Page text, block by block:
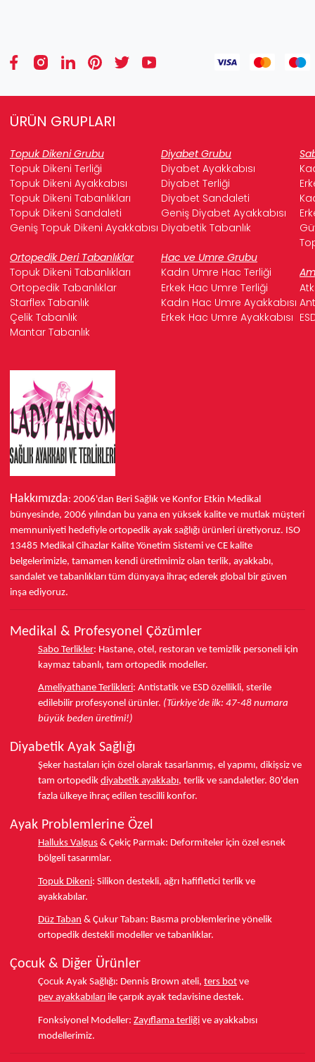
ÜRÜN GRUPLARI
Topuk Dikeni Grubu Diyabet Grubu
Topuk Dikeni Terliği
Diyabet Ayakkabısı
Topuk Dikeni Ayakkabısı
Diyabet Terliği
Topuk Dikeni Tabanlıkları
Diyabet Sandaleti
Topuk Dikeni Sandaleti
Geniş Diyabet Ayakkabısı
Geniş Topuk Dikeni Ayakkabısı Diyabetik Tabanlık
Ortopedik Deri Tabanlıklar
Hac ve Umre Grubu
Topuk Dikeni Tabanlıkları
Kadın Umre Hac Terliği
Ortopedik Tabanlıklar
Erkek Hac Umre Terliği
Starflex Tabanlık
Kadın Hac Umre Ayakkabısı
Çelik Tabanlık
Erkek Hac Umre Ayakkabısı
Mantar Tabanlık
Hakkımızda: 2006'dan Beri Sağlık ve Konfor Etkin Medikal
bünyesinde, 2006 yılından bu yana en yüksek kalite ve mutlak müşteri
memnuniyeti hedefiyle ortopedik ayak sağlığı ürünleri üretiyoruz. ISO
13485 Medikal Cihazlar Kalite Yönetim Sistemi ve CE kalite
belgelerimizle, tamamen kendi üretimimiz olan terlik, ayakkabı,
sandalet ve tabanlıkları tüm dünyaya ihraç ederek global bir güven
inşa ediyoruz.
Medikal & Profesyonel Çözümler
Sabo Terlikler: Hastane, otel, restoran ve temizlik personeli için
kaymaz tabanlı, tam ortopedik modeller.
Ameliyathane Terlikleri: Antistatik ve ESD özellikli, sterile
edilebilir profesyonel ürünler. (Türkiye'de ilk: 47-48 numara
büyük beden üretimi!)
Diyabetik Ayak Sağlığı
Şeker hastaları için özel olarak tasarlanmış, el yapımı, dikişsiz ve
tam ortopedik diyabetik ayakkabı, terlik ve sandaletler. 80'den
fazla ülkeye ihraç edilen tescilli konfor.
Ayak Problemlerine Özel
Halluks Valgus & Çekiç Parmak: Deformiteler için özel esnek
bölgeli tasarımlar.
Topuk Dikeni: Silikon destekli, ağrı hafifletici terlik ve
ayakkabılar.
Düz Taban & Çukur Taban: Basma problemlerine yönelik
ortopedik destekli modeller ve tabanlıklar.
Çocuk & Diğer Ürünler
Çocuk Ayak Sağlığı: Dennis Brown ateli, ters bot ve
pev ayakkabıları ile çarpık ayak tedavisine destek.
Fonksiyonel Modeller: Zayıflama terliği ve ayakkabısı
modellerimiz.